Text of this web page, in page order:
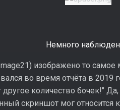
Немного
изображено то самое
во время отчёта в
другое количество бочек!"
скриншот мог относится